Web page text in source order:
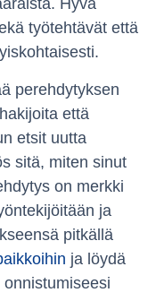
Hyvä
työtehtävät että
perehdytyksen
että
etsit uutta
sitä, miten sinut
on merkki
ja
pitkällä
ja löydä